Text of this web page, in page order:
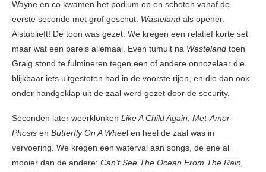
Wayne en co kwamen het podium op en schoten vanaf de
eerste seconde met grof geschut. Wasteland als opener.
Alstublieft! De toon was gezet. We kregen een relatief korte set
maar wat een parels allemaal. Even tumult na Wasteland toen
Graig stond te fulmineren tegen een of andere onnozelaar die
blijkbaar iets uitgestoten had in de voorste rijen, en die dan ook
onder handgeklap uit de zaal werd gezet door de security.
Seconden later weerklonken Like A Child Again, Met-Amor-
Phosis en Butterfly On A Wheel en heel de zaal was in
vervoering. We kregen een waterval aan songs, de ene al
mooier dan de andere: Can’t See The Ocean From The Rain,